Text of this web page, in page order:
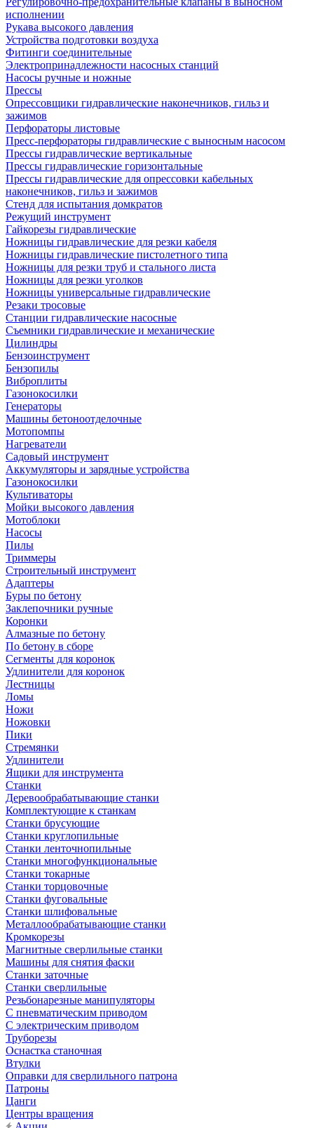
исполнении
Рукава высокого давления
Устройства подготовки воздуха
Фитинги соединительные
Электропринадлежности насосных станций
Насосы ручные и ножные
Прессы
Опрессовщики гидравлические наконечников, гильз и
зажимов
Перфораторы листовые
Пресс-перфораторы гидравлические с выносным насосом
Прессы гидравлические вертикальные
Прессы гидравлические горизонтальные
Прессы гидравлические для опрессовки кабельных
наконечников, гильз и зажимов
Стенд для испытания домкратов
Режущий инструмент
Гайкорезы гидравлические
Ножницы гидравлические для резки кабеля
Ножницы гидравлические пистолетного типа
Ножницы для резки труб и стального листа
Ножницы для резки уголков
Ножницы универсальные гидравлические
Резаки тросовые
Станции гидравлические насосные
Съемники гидравлические и механические
Цилиндры
Бензоинструмент
Бензопилы
Виброплиты
Газонокосилки
Генераторы
Машины бетоноотделочные
Мотопомпы
Нагреватели
Садовый инструмент
Аккумуляторы и зарядные устройства
Газонокосилки
Культиваторы
Мойки высокого давления
Мотоблоки
Насосы
Пилы
Триммеры
Строительный инструмент
Адаптеры
Буры по бетону
Заклепочники ручные
Коронки
Алмазные по бетону
По бетону в сборе
Сегменты для коронок
Удлинители для коронок
Лестницы
Ломы
Ножи
Ножовки
Пики
Стремянки
Удлинители
Ящики для инструмента
Станки
Деревообрабатывающие станки
Комплектующие к станкам
Станки брусующие
Станки круглопильные
Станки ленточнопильные
Станки многофункциональные
Станки токарные
Станки торцовочные
Станки фуговальные
Станки шлифовальные
Металлообрабатывающие станки
Кромкорезы
Магнитные сверлильные станки
Машины для снятия фаски
Станки заточные
Станки сверлильные
Резьбонарезные манипуляторы
С пневматическим приводом
С электрическим приводом
Труборезы
Оснастка станочная
Втулки
Оправки для сверлильного патрона
Патроны
Цанги
Центры вращения